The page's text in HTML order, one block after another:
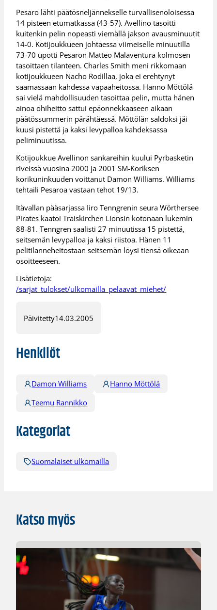
Pesaro lähti päätösneljännekselle turvallisenoloisessa
14 pisteen etumatkassa (43-57). Avellino tasoitti
kuitenkin pelin nopeasti viemällä jakson avausminuutit
14-0. Kotijoukkueen johtaessa viimeiselle minuutilla
73-70 upotti Pesaron Matteo Malaventura kolmosen
tasoittaen tilanteen. Charles Smith meni rikkomaan
kotijoukkueen Nacho Rodillaa, joka ei erehtynyt
saamassaan kahdessa vapaaheitossa. Hanno Möttölä
sai vielä mahdollisuuden tasoittaa pelin, mutta hänen
ainoa ohiheitto sattui epäonnekkaaseen aikaan
päätössummerin pärähtäessä. Möttölän saldoksi jäi
kuusi pistettä ja kaksi levypalloa kahdeksassa
peliminuutissa.
Kotijoukkue Avellinon sankareihin kuului Pyrbasketin
riveissä vuosina 2000 ja 2001 SM-Koriksen
korikuninkuuden voittanut Damon Williams. Williams
tehtaili Pesaroa vastaan tehot 19/13.
Itävallan pääsarjassa Iiro Tenngrenin seura Wörthersee
Pirates kaatoi Traiskirchen Lionsin kotonaan lukemin
88-81. Tenngren saalisti 27 minuutissa 15 pistettä,
seitsemän levypalloa ja kaksi riistoa. Hänen 11
pelitilanneheitostaan seitsemän löysi tiensä oikeaan
osoitteeseen.
Lisätietoja:
/sarjat_tulokset/ulkomailla_pelaavat_miehet/
Päivitetty14.03.2005
Henkilöt
Damon Williams
Hanno Möttölä
Teemu Rannikko
Kategoriat
Suomalaiset ulkomailla
Katso myös